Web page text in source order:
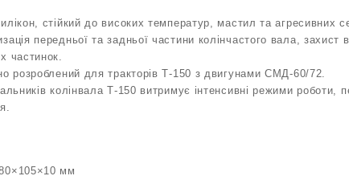
стійкий до високих температур, мастил та агресивних
передньої та задньої частини колінчастого вала, захист
частинок.
розроблений для тракторів Т‑150 з двигунами СМД‑60/72.
колінвала Т-150 витримує інтенсивні режими роботи,
мм